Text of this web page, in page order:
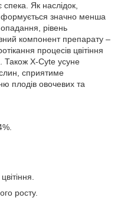
спека. Як наслідок,
формується значно менша
опадання, рівень
компонент препарату –
процесів цвітіння
Також X-Cyte усуне
сприятиме
плодів овочевих та
росту.